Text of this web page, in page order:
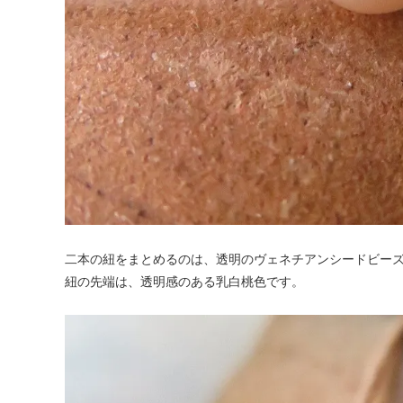
二本の紐をまとめるのは、透明のヴェネチアンシードビー
紐の先端は、透明感のある乳白桃色です。